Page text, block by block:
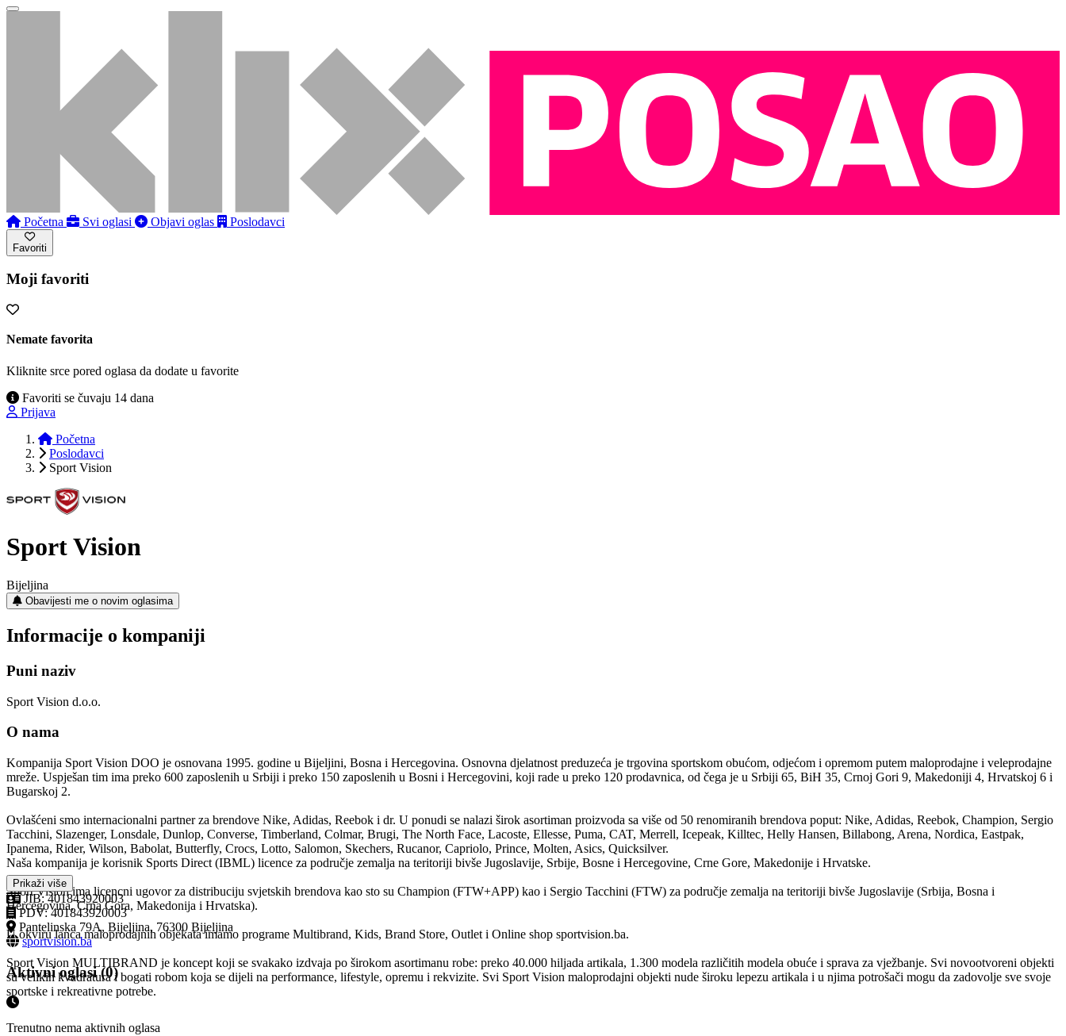
Početna Svi oglasi Objavi oglas Poslodavci
Favoriti
Moji favoriti
Nemate favorita
Kliknite srce pored oglasa da dodate u favorite
Favoriti se čuvaju 14 dana
Prijava
Početna
Poslodavci
Sport Vision
Sport Vision
Bijeljina
Obavijesti me o novim oglasima
Informacije o kompaniji
Puni naziv
Sport Vision d.o.o.
O nama
Kompanija Sport Vision DOO je osnovana 1995. godine u Bijeljini, Bosna i Hercegovina. Osnovna djelatnost preduzeća je trgovina sportskom obućom, odjećom i opremom putem maloprodajne i veleprodajne
mreže. Uspješan tim ima preko 600 zaposlenih u Srbiji i preko 150 zaposlenih u Bosni i Hercegovini , koji rade u preko 120 prodavnica, od čega je u Srbiji 65, BiH 35, Crnoj Gori 9, Makedoniji 4, Hrvatskoj 6 i
Bugarskoj 2 .
Ovlašćeni smo internacionalni partner za brendove Nike, Adidas, Reebok i dr. U ponudi se nalazi širok asortiman proizvoda sa više od 50 renomiranih brendova popu t: Nike, Adidas, Reebok, Champion, Sergio
Tacchini, Slazenger, Lonsdale, Dunlop, Converse, Timberland, Colmar, Brugi, The North Face, Lacoste, Ellesse, Puma, CAT, Merrell, Icepeak, Killtec, Helly Hansen, Billabong, Arena, Nordica, Eastpak,
Ipanema, Rider, Wilson, Babolat, Butterfly, Crocs, Lotto, Salomon, Skechers, Rucanor, Capriolo, Prince, Molten, Asics, Quicksilver.
Naša kompanija je korisnik Sports Direct (IBML) licence za područje zemalja na teritoriji bivše Jugoslavije, Srbije, Bosne i Hercegovine, Crne Gore, Makedonije i Hrvatske.
Sport Vision ima licencni ugovor za distribuciju svjetskih brendova kao sto su Champion (FTW+APP) kao i Sergio Tacchini (FTW) za područje zemalja na teritoriji bivše Jugoslavije (Srbija, Bosna i
Hercegovina, Crna Gora, Makedonija i Hrvatska) .
U okviru lanca maloprodajnih objekata imamo programe Multibrand, Kids, Brand Store, Outlet i Online shop sportvision.ba.
Sport Vision MULTIBRAND je koncept koji se svakako izdvaja po širokom asortimanu robe: preko 40.000 hiljada artikala, 1.300 modela različitih modela obuće i sprava za vježbanje. Svi novootvoreni objekti
su velikih kvadratura i bogati robom koja se dijeli na performance, lifestyle, opremu i rekvizite . Svi Sport Vision maloprodajni objekti nude široku lepezu artikala i u njima potrošači mogu da zadovolje sve svoje
sportske i rekreativne potrebe .
Prikaži više
JIB: 401843920003
PDV: 401843920003
Pantelinska 79A, Bijeljina, 76300 Bijeljina
sportvision.ba
Aktivni oglasi (0)
Trenutno nema aktivnih oglasa